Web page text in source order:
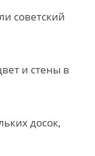
советский
и стены в
досок,